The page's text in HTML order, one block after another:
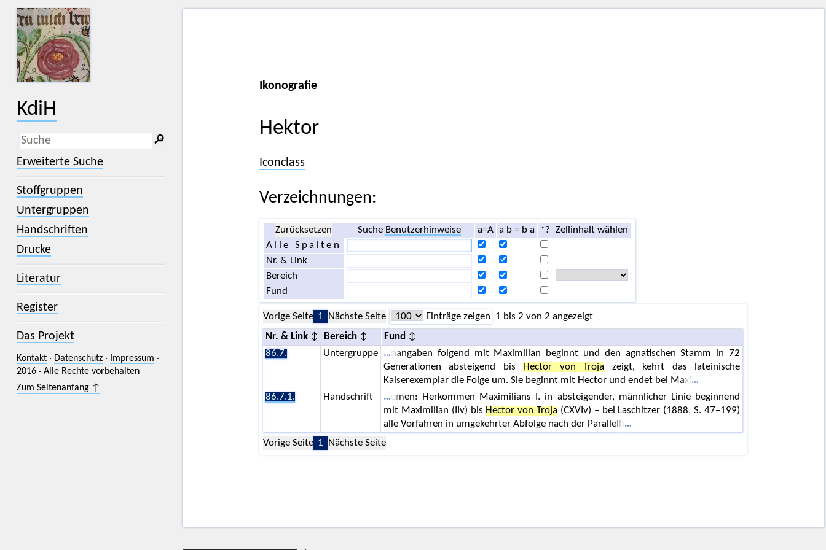
KdiH
_
(der Unterstrich) ist Platzhalter für
genau ein Zeichen.
% (das Prozentzeichen) ist Platzhalter
für kein, ein oder mehr als ein
🔎︎
Erweiterte Suche
Stoffgruppen
Untergruppen
Handschriften
Drucke
Literatur
Register
Das Projekt
Kontakt· Datenschutz· Impressum ·
2016 · Alle Rechte vorbehalten
Zum Seitenanfang ↑
Ikonografie
Hektor
Iconclass
Verzeichnungen:
Zurücksetzen Suche Benutzerhinweise a=A a b = b a *?
Zellinhalt wählen
Alle Spalten
Nr. & Link
Bereich
Fund
Vorige Seite 1 Nächste Seite Einträge zeigen 1 bis 2 von 2 angezeigt
Nr. & Link Bereich
Fund
86.7.
Untergruppe
nangaben folgend mit Maximilian beginnt und den agnatischen Stamm in 72
Generationen absteigend bis
Hector von Troja zeigt, kehrt das lateinische
Kaiserexemplar die Folge um. Sie beginnt mit Hector und endet bei Maxi
86.7.1.
Handschrift
emen: Herkommen Maximilians I. in absteigender, männlicher Linie beginnend
mit Maximilian (IIv) bis Hector von Troja (CXVIv) – bei Laschitzer (1888, S. 47–199)
alle Vorfahren in umgekehrter Abfolge nach der Parallelh
Vorige Seite 1 Nächste Seite